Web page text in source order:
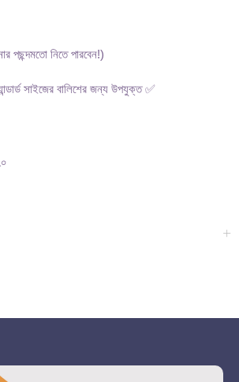
নিতে পারবেন!)
সাইজের বালিশের জন্য উপযুক্ত ✅